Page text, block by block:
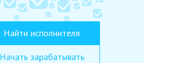
Найти исполнителя
Начать зарабатывать